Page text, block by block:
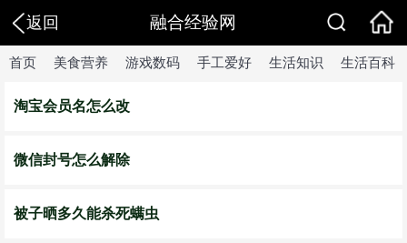
返回 融合经验网
首页 美食营养 游戏数码 手工爱好 生活知识 生活百科
淘宝会员名怎么改
微信封号怎么解除
被子晒多久能杀死螨虫